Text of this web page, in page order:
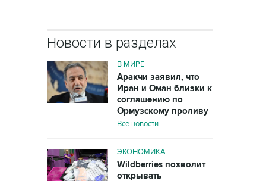
Новости в разделах
В МИРЕ
Аракчи заявил, что
Иран и Оман близки к
соглашению по
Ормузскому проливу
Все новости
ЭКОНОМИКА
Wildberries позволит
открывать